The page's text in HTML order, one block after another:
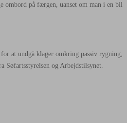
ombord på færgen, uanset om man i en bil
at undgå klager omkring passiv rygning,
Søfartsstyrelsen og Arbejdstilsynet.